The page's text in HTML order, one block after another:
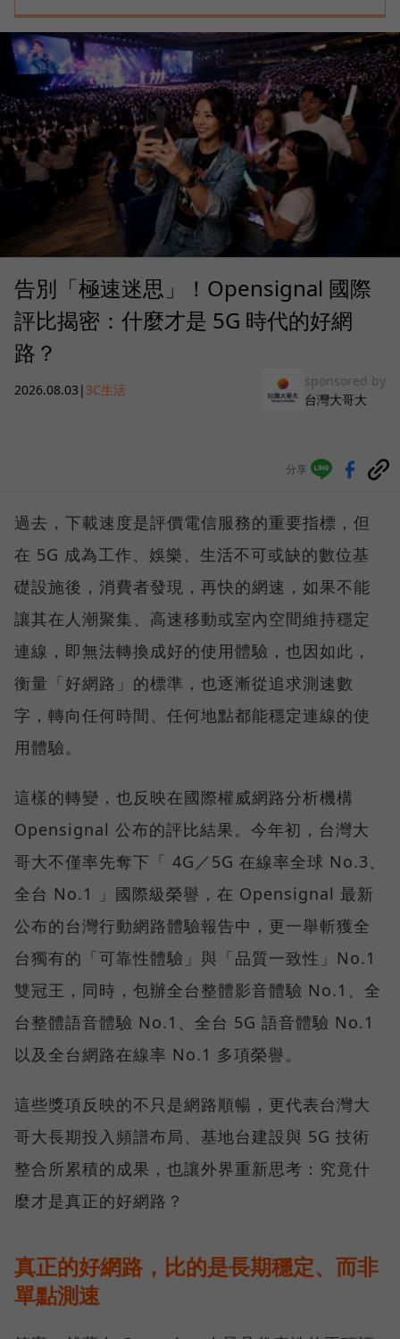
告別「極速迷思」！Opensignal 國際
評比揭密：什麼才是 5G 時代的好網
路？
2026.08.03 | 3C生活
sponsored by
台灣大哥大
分享
過去，下載速度是評價電信服務的重要指標，但
在 5G 成為工作、娛樂、生活不可或缺的數位基
礎設施後，消費者發現，再快的網速，如果不能
讓其在人潮聚集、高速移動或室內空間維持穩定
連線，即無法轉換成好的使用體驗，也因如此，
衡量「好網路」的標準，也逐漸從追求測速數
字，轉向任何時間、任何地點都能穩定連線的使
用體驗。
這樣的轉變，也反映在國際權威網路分析機構
Opensignal 公布的評比結果。今年初，台灣大
哥大不僅率先奪下「 4G／5G 在線率全球 No.3、
全台 No.1 」國際級榮譽，在 Opensignal 最新
公布的台灣行動網路體驗報告中，更一舉斬獲全
台獨有的「可靠性體驗」與「品質一致性」No.1
雙冠王，同時，包辦全台整體影音體驗 No.1、全
台整體語音體驗 No.1、全台 5G 語音體驗 No.1
以及全台網路在線率 No.1 多項榮譽。
這些獎項反映的不只是網路順暢，更代表台灣大
哥大長期投入頻譜布局、基地台建設與 5G 技術
整合所累積的成果，也讓外界重新思考：究竟什
麼才是真正的好網路？
真正的好網路，比的是長期穩定、而非
單點測速